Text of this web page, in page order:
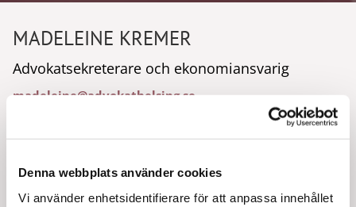
Denna webbplats använder cookies
Vi använder enhetsidentifierare för att anpassa innehållet
MADELEINE KREMER
Advokatsekreterare och ekonomiansvarig
madeleine@advokathelsing.se
år. Hon är spindeln i nätet på advokatbyrån och sköter
också ekonomin.